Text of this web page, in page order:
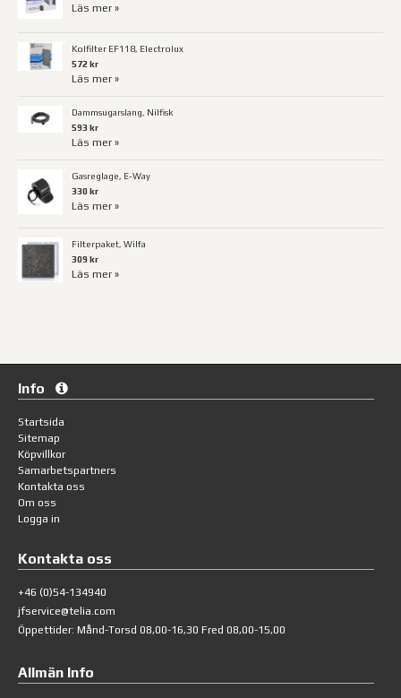
Läs mer »
Kolfilter EF118, Electrolux
572 kr
Läs mer »
Dammsugarslang, Nilfisk
593 kr
Läs mer »
Gasreglage, E-Way
330 kr
Läs mer »
Filterpaket, Wilfa
309 kr
Läs mer »
Info
Startsida
Sitemap
Köpvillkor
Samarbetspartners
Kontakta oss
Om oss
Logga in
Kontakta oss
+46 (0)54-134940
jfservice@telia.com
Öppettider: Månd-Torsd 08,00-16,30 Fred 08,00-15,00
Allmän Info